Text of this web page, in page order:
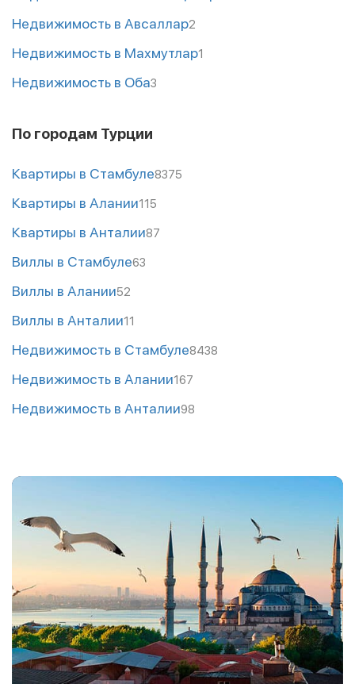
Недвижимость в Авсаллар2
Недвижимость в Махмутлар1
Недвижимость в Оба3
По городам Турции
Квартиры в Стамбуле8375
Квартиры в Алании115
Квартиры в Анталии87
Виллы в Стамбуле63
Виллы в Алании52
Виллы в Анталии11
Недвижимость в Стамбуле8438
Недвижимость в Алании167
Недвижимость в Анталии98